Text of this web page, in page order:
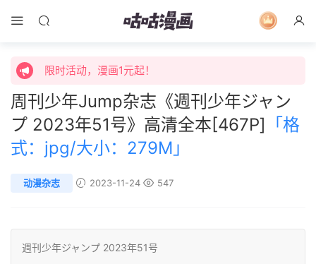
限时活动，漫画1元起！
限时活动，漫画1元起！
限时特价购买终身会员享受全站免费体验！
周刊少年Jump杂志《週刊少年ジャン
プ 2023年51号》高清全本[467P]
「格
式：jpg/大小：279M」
动漫杂志 2023-11-24 547
週刊少年ジャンプ 2023年51号